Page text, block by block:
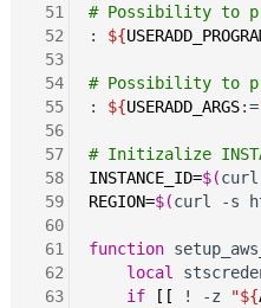
51
52
53
54
55
56
57
58
59
60
61
62
63
# Possibility to
: ${
# Possibility to
: ${USERADD_ARGS:=
# Initizalize
INSTANCE_ID=$(curl
REGION=$(curl -s
function
local
if
[[ ! -z "${